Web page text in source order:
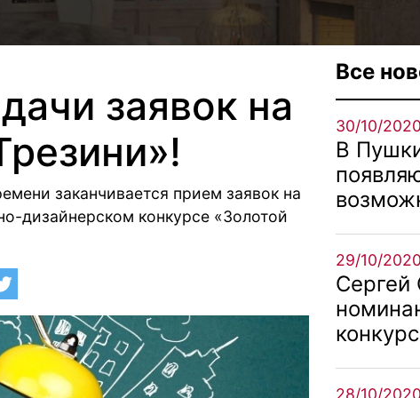
заявок на
заканчивается прием заявок на
дизайнерском конкурсе «Золотой
Все
30/10/2020
В
29/10/2020
Сергей
28/10/2020